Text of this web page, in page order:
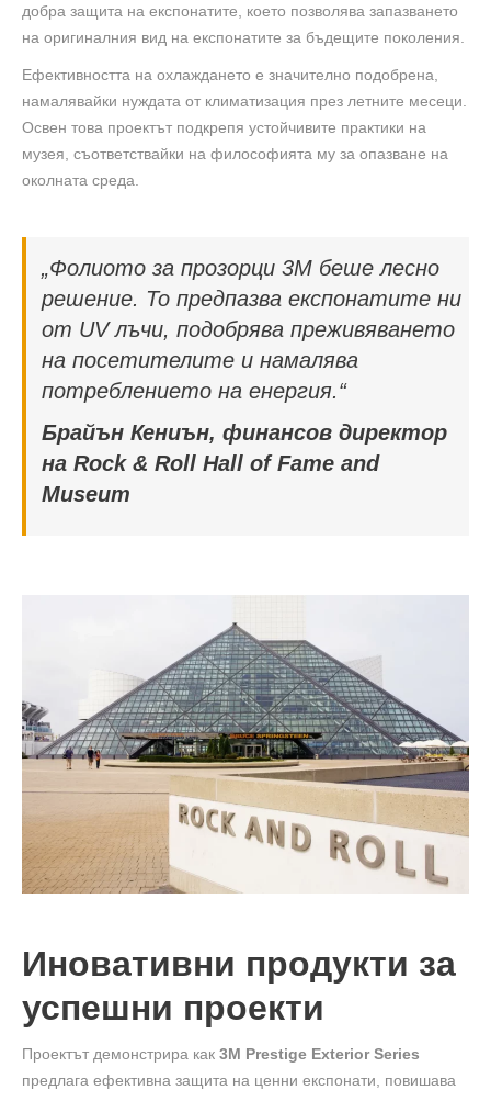
добра защита на експонатите, което позволява запазването
на оригиналния вид на експонатите за бъдещите поколения.
Ефективността на охлаждането е значително подобрена,
намалявайки нуждата от климатизация през летните месеци.
Освен това проектът подкрепя устойчивите практики на
музея, съответствайки на философията му за опазване на
околната среда.
„Фолиото за прозорци 3M беше лесно
решение. То предпазва експонатите ни
от UV лъчи, подобрява преживяването
на посетителите и намалява
потреблението на енергия.“
Брайън Кениън, финансов директор
на Rock & Roll Hall of Fame and
Museum
Иновативни продукти за
успешни проекти
Проектът демонстрира как 3M Prestige Exterior Series
предлага ефективна защита на ценни експонати, повишава